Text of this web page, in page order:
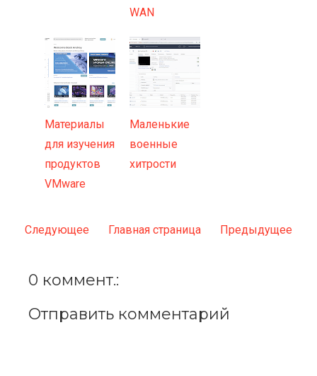
WAN
Материалы
для изучения
продуктов
VMware
Маленькие
военные
хитрости
Следующее Предыдущее
Главная страница
0 коммент.:
Отправить комментарий